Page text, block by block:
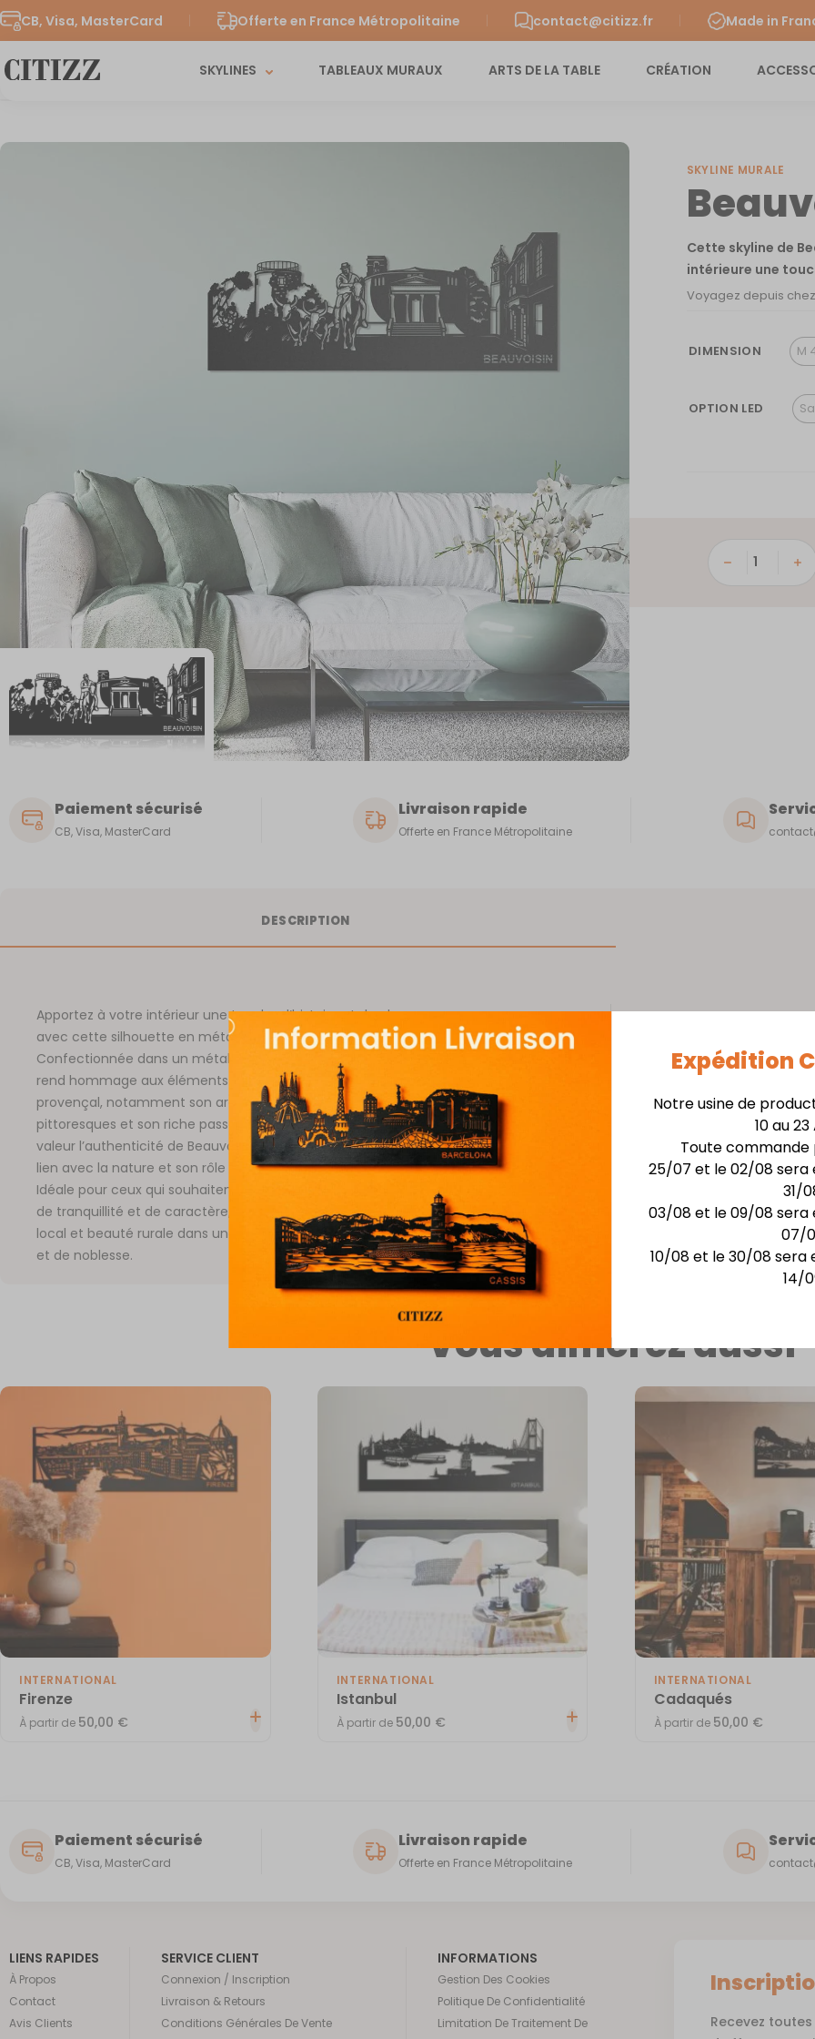
CB, Visa, MasterCard Offerte en France Métropolitaine contact@citizz.fr Made in
SKYLINES TABLEAUX MURAUX ARTS DE LA TABLE CRÉATION
Expédition
Notre usine de
10 au
Toute commande
25/07 et le 02/08 sera
31/
03/08 et le 09/08 sera
07/
10/08 et le 30/08 sera
14/
SKYLINE MURALE
Cette skyline de
intérieure une
Voyagez depuis
DIMENSION M
OPTION LED
quantité
Paiement sécurisé
CB, Visa, MasterCard
Livraison rapide
Offerte en France Métropolitaine
DESCRIPTION
Apportez à votre intérieur une touche d’histoire et de charme
avec cette silhouette en métal découpé de Beauvoisin.
Confectionnée dans un métal de haute qualité, cette sculpture
rend hommage aux éléments emblématiques de ce village
provençal, notamment son architecture traditionnelle, ses ruelles
pittoresques et son riche passé agricole. Chaque détail met en
valeur l’authenticité de Beauvoisin, une localité marquée par son
lien avec la nature et son rôle dans la région au fil des siècles.
Idéale pour ceux qui souhaitent apporter à leur décor une touche
de tranquillité et de caractère, cette œuvre fusionne patrimoine
local et beauté rurale dans une composition pleine de simplicité
et de noblesse.
Skyline
Installation facile avec
Finition : Laquage
Dimensions : Larg. 68
Vous aimerez aussi
INTERNATIONAL
Firenze
À partir de 50,00 €
INTERNATIONAL
Istanbul
À partir de 50,00 €
INTERNATIONAL
Cadaqués
À partir de 50,00 €
Paiement sécurisé
CB, Visa, MasterCard
Livraison rapide
Offerte en France Métropolitaine
LIENS RAPIDES
À Propos
Contact
Avis Clients
SERVICE CLIENT
Connexion / Inscription
Livraison & Retours
Conditions Générales De Vente
INFORMATIONS
Gestion Des Cookies
Politique De Confidentialité
Limitation De Traitement De
Recevez